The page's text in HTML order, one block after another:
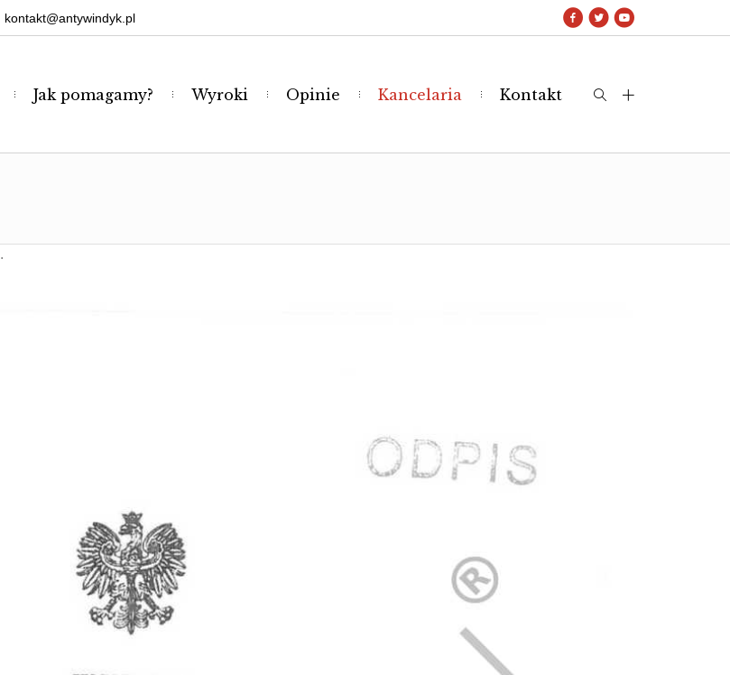
kontakt@antywindyk.pl
Jak pomagamy? Wyroki Opinie Kancelaria Kontakt
.